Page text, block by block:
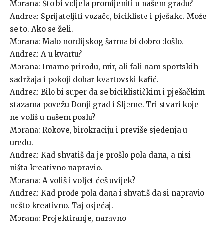
Morana: Što bi voljela promijeniti u našem gradu?
Andrea: Sprijateljiti vozače, bicikliste i pješake. Može
se to. Ako se želi.
Morana: Malo nordijskog šarma bi dobro došlo.
Andrea: A u kvartu?
Morana: Imamo prirodu, mir, ali fali nam sportskih
sadržaja i pokoji dobar kvartovski kafić.
Andrea: Bilo bi super da se biciklističkim i pješačkim
stazama povežu Donji grad i Sljeme. Tri stvari koje
ne voliš u našem poslu?
Morana: Rokove, birokraciju i previše sjedenja u
uredu.
Andrea: Kad shvatiš da je prošlo pola dana, a nisi
ništa kreativno napravio.
Morana: A voliš i voljet ćeš uvijek?
Andrea: Kad prođe pola dana i shvatiš da si napravio
nešto kreativno. Taj osjećaj.
Morana: Projektiranje, naravno.